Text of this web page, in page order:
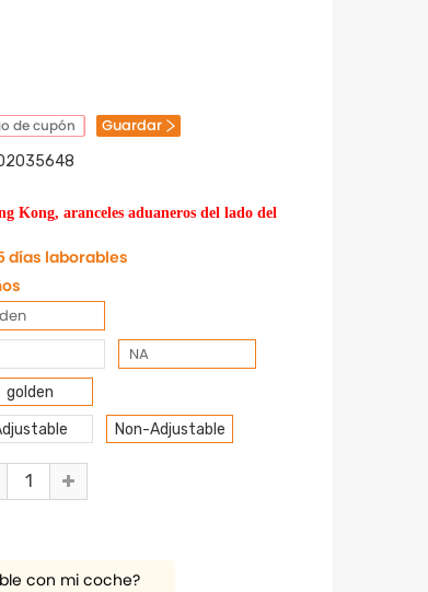
de cupón Guardar
Kong, aranceles aduaneros del lado del
días laborables
NA
golden
Non-Adjustable
con mi coche?